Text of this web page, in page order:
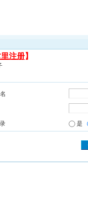
里注册】
是